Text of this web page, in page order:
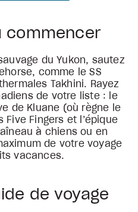
commencer
du Yukon, sautez
comme le SS
Takhini. Rayez
de votre liste : le
de Kluane (où règne le
Fingers et l’épique
à chiens ou en
de votre voyage
vacances.
de voyage